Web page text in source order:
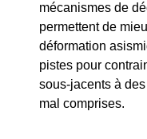
mécanismes de
permettent de
déformation
pistes pour
sous-jacents à
mal comprises.